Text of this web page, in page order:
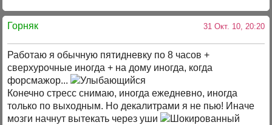
Горняк 31 Окт. 10, 20:20
Работаю я обычную пятидневку по 8 часов +
сверхурочные иногда + на дому иногда, когда
форсмажор...
Конечно стресс снимаю, иногда ежедневно, иногда
только по выходным. Но декалитрами я не пью! Иначе
мозги начнут вытекать через уши